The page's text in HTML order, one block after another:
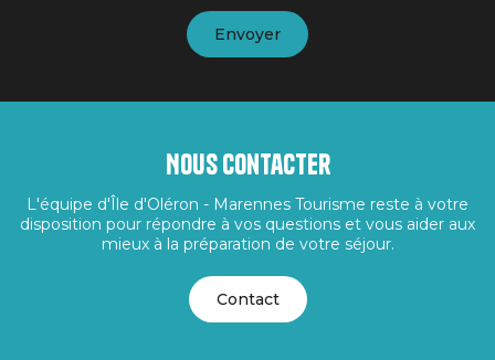
Nous contacter
L'équipe d'Île d'Oléron - Marennes Tourisme reste à votre
disposition pour répondre à vos questions et vous aider aux
mieux à la préparation de votre séjour.
Contact